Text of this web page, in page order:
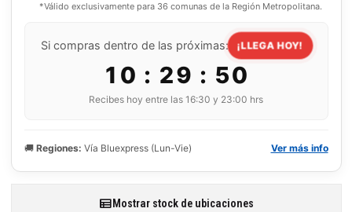
*Válido exclusivamente para 36 comunas de la Región Metropolitana.
Si compras dentro de las próximas: ¡LLEGA HOY!
10 : 29 : 50
Recibes hoy entre las 16:30 y 23:00 hrs
🚚 Regiones: Vía Bluexpress (Lun-Vie) Ver más info
Mostrar stock de ubicaciones